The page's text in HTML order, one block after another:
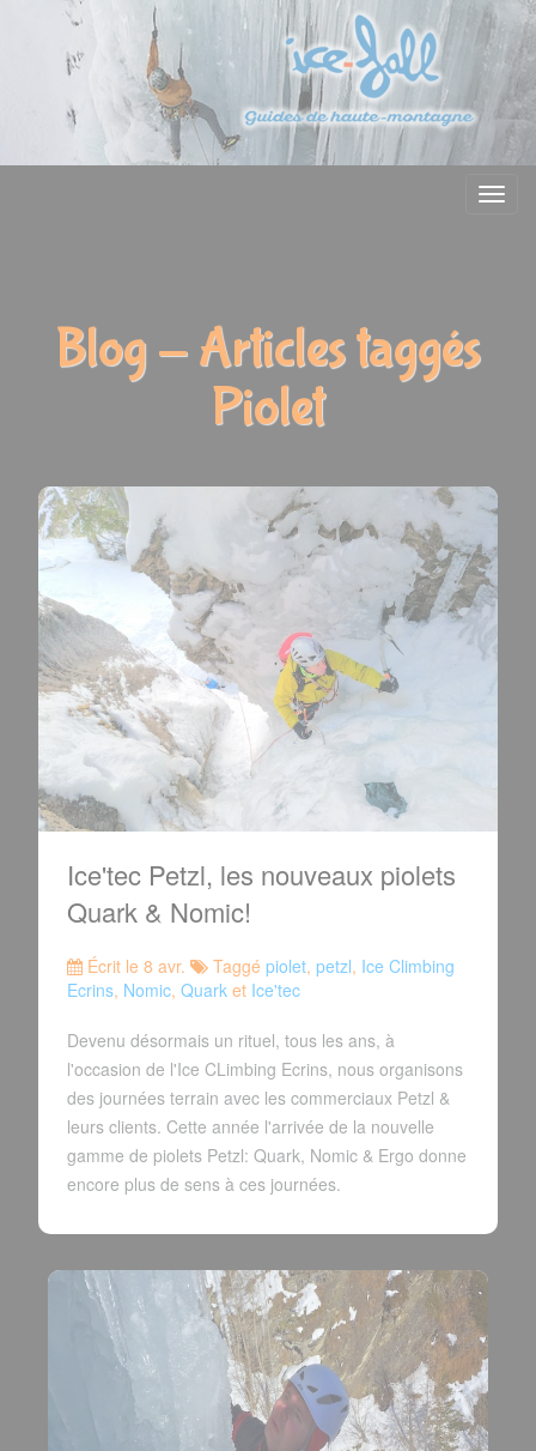
Menu
Blog - Articles taggés
Piolet
Ice'tec Petzl, les nouveaux piolets
Quark & Nomic!
Écrit le 8 avr. Taggé piolet, petzl, Ice Climbing
Ecrins, Nomic, Quark et Ice'tec
Devenu désormais un rituel, tous les ans, à
l'occasion de l'Ice CLimbing Ecrins, nous organisons
des journées terrain avec les commerciaux Petzl &
leurs clients. Cette année l'arrivée de la nouvelle
gamme de piolets Petzl: Quark, Nomic & Ergo donne
encore plus de sens à ces journées.